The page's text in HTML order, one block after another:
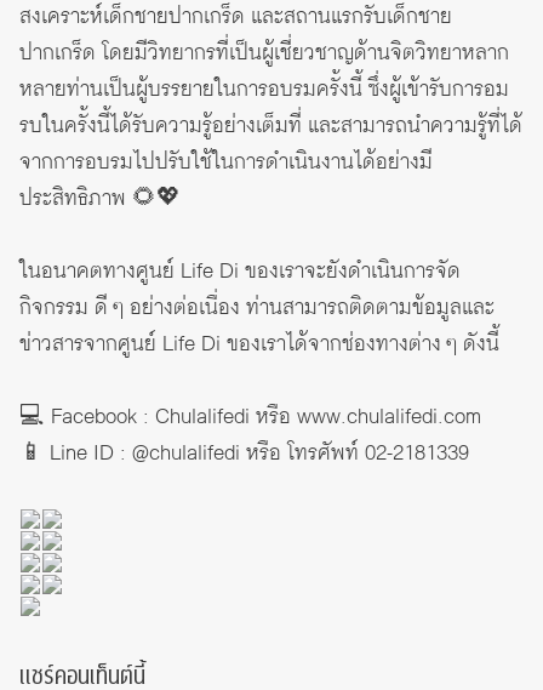
สงเคราะห์เด็กชายปากเกร็ด และสถานแรกรับเด็กชาย
ปากเกร็ด โดยมีวิทยากรที่เป็นผู้เชี่ยวชาญด้านจิตวิทยาหลาก
หลายท่านเป็นผู้บรรยายในการอบรมครั้งนี้ ซึ่งผู้เข้ารับการอม
รบในครั้งนี้ได้รับความรู้อย่างเต็มที่ และสามารถนำความรู้ที่ได้
จากการอบรมไปปรับใช้ในการดำเนินงานได้อย่างมี
ประสิทธิภาพ 🌻💖
ในอนาคตทางศูนย์ Life Di ของเราจะยังดำเนินการจัด
กิจกรรม ดี ๆ อย่างต่อเนื่อง ท่านสามารถติดตามข้อมูลและ
ข่าวสารจากศูนย์ Life Di ของเราได้จากช่องทางต่าง ๆ ดังนี้
💻 Facebook : Chulalifedi หรือ www.chulalifedi.com
📱 Line ID : @chulalifedi หรือ โทรศัพท์ 02-2181339
แชร์คอนเท็นต์นี้